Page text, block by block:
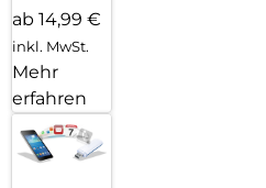
ab 14,99 €
inkl. MwSt.
Mehr
erfahren